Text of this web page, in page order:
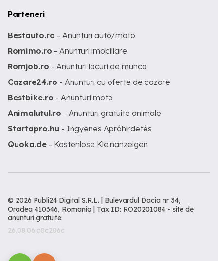
Parteneri
Bestauto.ro - Anunturi auto/moto
Romimo.ro - Anunturi imobiliare
Romjob.ro - Anunturi locuri de munca
Cazare24.ro - Anunturi cu oferte de cazare
Bestbike.ro - Anunturi moto
Animalutul.ro - Anunturi gratuite animale
Startapro.hu - Ingyenes Apróhirdetés
Quoka.de - Kostenlose Kleinanzeigen
© 2026 Publi24 Digital S.R.L. | Bulevardul Dacia nr 34,
Oradea 410346, Romania | Tax ID: RO20201084 - site de
anunturi gratuite
26.08.06.c0c206c